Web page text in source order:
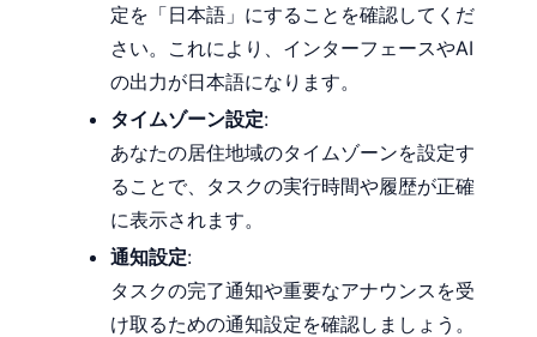
定を「日本語」にすることを確認してくだ
さい。これにより、インターフェースやAI
の出力が日本語になります。
タイムゾーン設定:
あなたの居住地域のタイムゾーンを設定す
ることで、タスクの実行時間や履歴が正確
に表示されます。
通知設定:
タスクの完了通知や重要なアナウンスを受
け取るための通知設定を確認しましょう。